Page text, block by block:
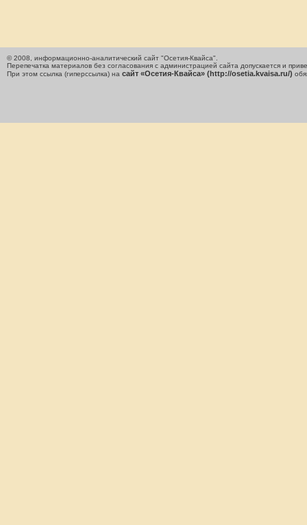
© 2008, информационно-аналитический сайт "Осетия-Квайса".
Перепечатка материалов без согласования с администрацией сайта допускается и
При этом ссылка (гиперссылка) на сайт «Осетия-Квайса» (http://osetia.kvaisa.ru/)